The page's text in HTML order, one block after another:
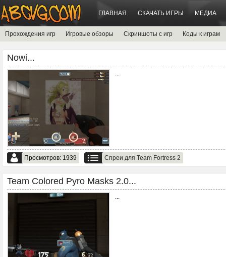
ГЛАВНАЯ СКАЧАТЬ ИГРЫ МЕДИА
Прохождения игр Игровые обзоры Скриншоты с игр Коды к играм
Nowi...
...
Просмотров: 1939 Спреи для Team Fortress 2
Team Colored Pyro Masks 2.0...
...